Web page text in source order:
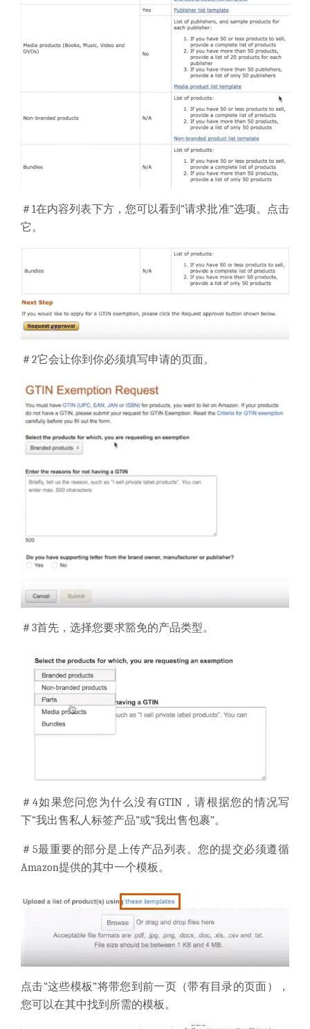
＃1在内容列表下方，您可以看到“请求批准”选项。
点击
它。
＃2它会让你到你必须填写申请的页面。
＃3首先，选择您要求豁免的产品类型。
＃4如果您问您为什么没有GTIN，请根据您的情况写
下“我出售私人标签产品”或“我出售包裹”。
＃5最重要的部分是上传产品列表。您的提交必须遵循
Amazon提供的其中一个模板。
点击“这些模板”将带您到前一页（带有目录的页面），
您可以在其中找到所需的模板。